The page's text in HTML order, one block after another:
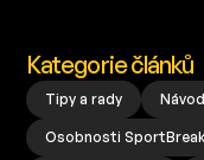
Kategorie článků
Tipy a rady
Osobnosti